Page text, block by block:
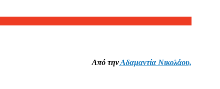
Από τηνΑδαμαντία Νικολάου,